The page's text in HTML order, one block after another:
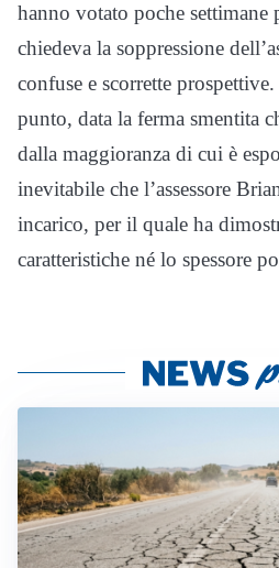
hanno votato poche settimane
chiedeva la soppressione
confuse e scorrette
punto, data la ferma smentita
dalla maggioranza di cui è
inevitabile che l’assessore
incarico, per il quale ha
caratteristiche né lo spessore